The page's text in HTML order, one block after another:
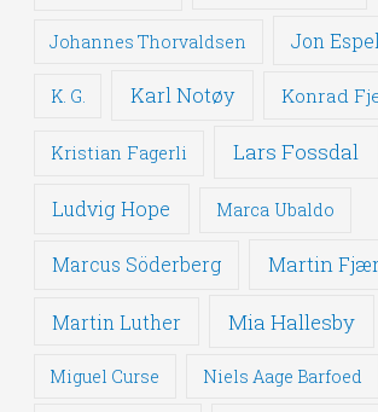
Johannes Thorvaldsen Jon
K. G. Karl Notøy Konrad
Kristian Fagerli Lars Fossdal
Ludvig Hope Marca Ubaldo
Marcus Söderberg Martin
Martin Luther Mia Hallesby
Miguel Curse Niels Aage Barfoed